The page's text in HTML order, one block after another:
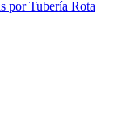
por Tubería Rota